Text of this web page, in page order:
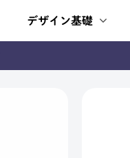
デザイン基礎